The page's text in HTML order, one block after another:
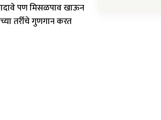
पण मिसळपाव खाऊन
तर्रीचे गुणगान करत